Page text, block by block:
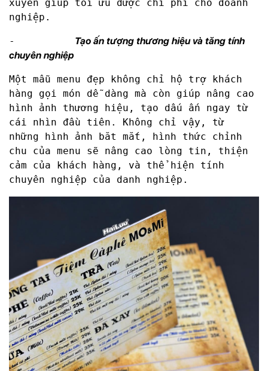
xuyên giúp tối ưu được chi phí cho doanh
nghiệp.
- Tạo ấn tượng thương hiệu và tăng tính
chuyên nghiệp
Một mẫu menu đẹp không chỉ hộ trợ khách
hàng gọi món dễ dàng mà còn giúp nâng cao
hình ảnh thương hiệu, tạo dấu ấn ngay từ
cái nhìn đầu tiên. Không chỉ vậy, từ
những hình ảnh băt mắt, hình thức chỉnh
chu của menu sẽ nâng cao lòng tin, thiện
cảm của khách hàng, và thể hiện tính
chuyên nghiệp của danh nghiệp.